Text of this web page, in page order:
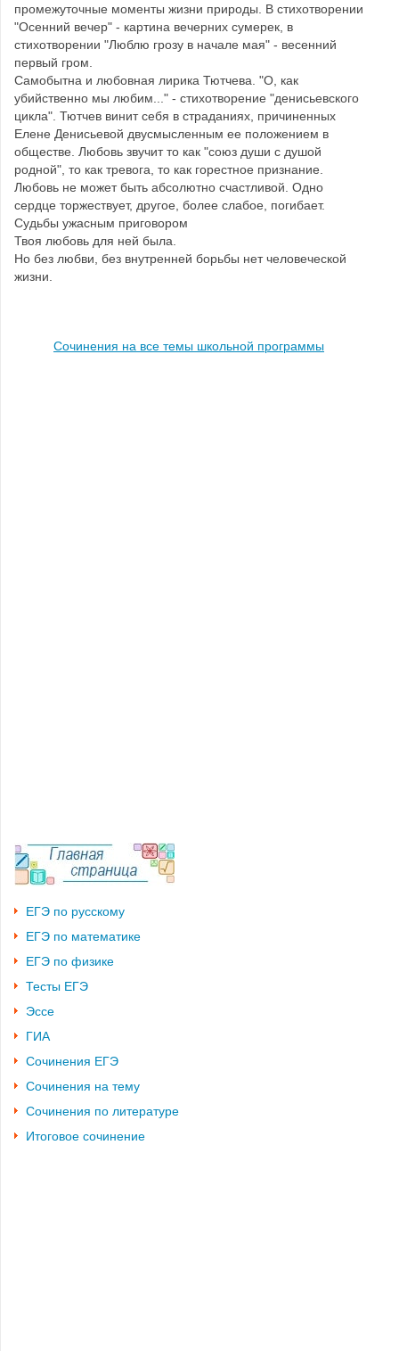
промежуточные моменты жизни природы. В стихотворении
"Осенний вечер" - картина вечерних сумерек, в
стихотворении "Люблю грозу в начале мая" - весенний
первый гром.
Самобытна и любовная лирика Тютчева. "О, как
убийственно мы любим..." - стихотворение "денисьевского
цикла". Тютчев винит себя в страданиях, причиненных
Елене Денисьевой двусмысленным ее положением в
обществе. Любовь звучит то как "союз души с душой
родной", то как тревога, то как горестное признание.
Любовь не может быть абсолютно счастливой. Одно
сердце торжествует, другое, более слабое, погибает.
Судьбы ужасным приговором
Твоя любовь для ней была.
Но без любви, без внутренней борьбы нет человеческой
жизни.
Сочинения на все темы школьной программы
ЕГЭ по русскому
ЕГЭ по математике
ЕГЭ по физике
Тесты ЕГЭ
Эссе
ГИА
Сочинения ЕГЭ
Сочинения на тему
Сочинения по литературе
Итоговое сочинение